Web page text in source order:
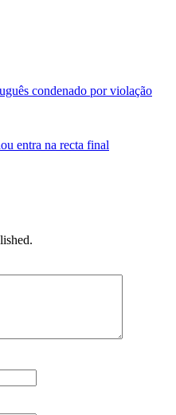
condenado por violação
entra na recta final